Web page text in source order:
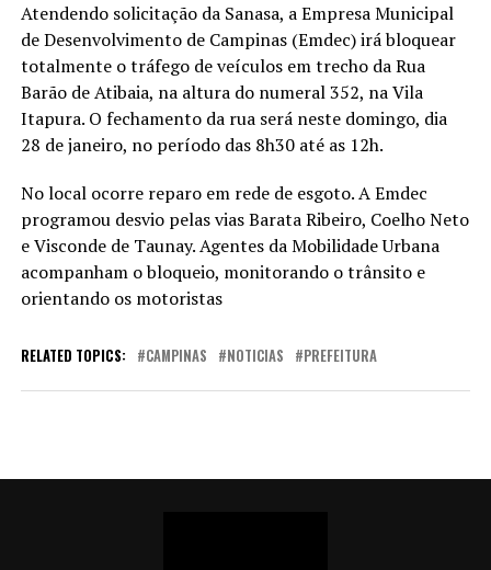
Atendendo solicitação da Sanasa, a Empresa Municipal
de Desenvolvimento de Campinas (Emdec) irá bloquear
totalmente o tráfego de veículos em trecho da Rua
Barão de Atibaia, na altura do numeral 352, na Vila
Itapura. O fechamento da rua será neste domingo, dia
28 de janeiro, no período das 8h30 até as 12h.
No local ocorre reparo em rede de esgoto. A Emdec
programou desvio pelas vias Barata Ribeiro, Coelho Neto
e Visconde de Taunay. Agentes da Mobilidade Urbana
acompanham o bloqueio, monitorando o trânsito e
orientando os motoristas
RELATED TOPICS: CAMPINAS NOTICIAS PREFEITURA